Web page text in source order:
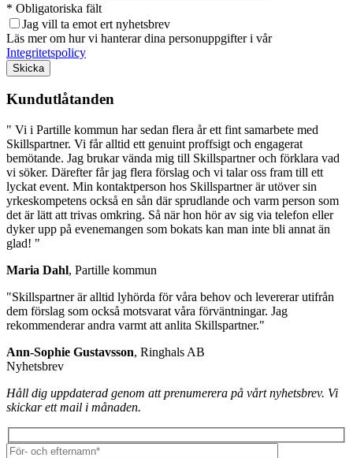
* Obligatoriska fält
Jag vill ta emot ert nyhetsbrev
Läs mer om hur vi hanterar dina personuppgifter i vår
Integritetspolicy
Kundutlåtanden
" Vi i Partille kommun har sedan flera år ett fint samarbete med
Skillspartner. Vi får alltid ett genuint proffsigt och engagerat
bemötande. Jag brukar vända mig till Skillspartner och förklara vad
vi söker. Därefter får jag flera förslag och vi talar oss fram till ett
lyckat event. Min kontaktperson hos Skillspartner är utöver sin
yrkeskompetens också en sån där sprudlande och varm person som
det är lätt att trivas omkring. Så när hon hör av sig via telefon eller
dyker upp på evenemangen som bokats kan man inte bli annat än
glad! "
Maria Dahl, Partille kommun
"Skillspartner är alltid lyhörda för våra behov och levererar utifrån
dem förslag som också motsvarat våra förväntningar. Jag
rekommenderar andra varmt att anlita Skillspartner."
Ann-Sophie Gustavsson, Ringhals AB
Nyhetsbrev
Håll dig uppdaterad genom att prenumerera på vårt nyhetsbrev. Vi
skickar ett mail i månaden.